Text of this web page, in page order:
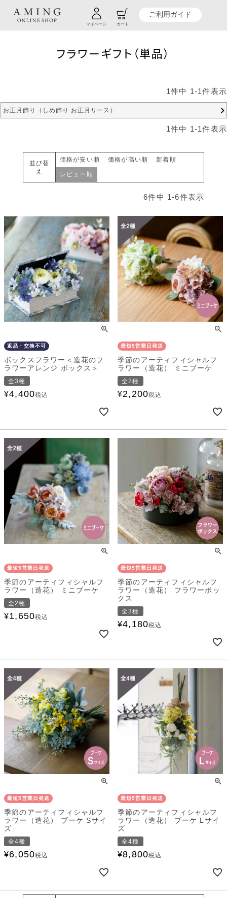
マイページ カート
ご利用ガイド
TOP 贈り物商品一覧 カテゴリーから探す
アーティフィシャルフラワー
フラワーギフト（単品）
フラワーギフト（単品）
1件中 1-1件表示
お正月飾り（しめ飾り お正月リース）
1件中 1-1件表示
並び替
え
価格が安い順 価格が高い順 新着順
レビュー順
6件中 1-6件表示
返品・交換不可
ボックスフラワー＜造花のフ
ラワーアレンジ ボックス＞
全3種
¥4,400税込
最短5営業日発送
季節のアーティフィシャルフ
ラワー（造花） ミニブーケ
全2種
¥2,200税込
最短5営業日発送
季節のアーティフィシャルフ
ラワー（造花） ミニブーケ
全2種
¥1,650税込
最短5営業日発送
季節のアーティフィシャルフ
ラワー（造花） フラワーボッ
クス
全3種
¥4,180税込
最短5営業日発送
季節のアーティフィシャルフ
ラワー（造花） ブーケ Sサイ
ズ
全4種
¥6,050税込
最短5営業日発送
季節のアーティフィシャルフ
ラワー（造花） ブーケ Lサイ
ズ
全4種
¥8,800税込